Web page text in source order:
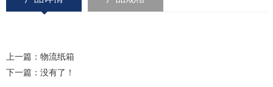
上一篇： 物流纸箱
下一篇：没有了！